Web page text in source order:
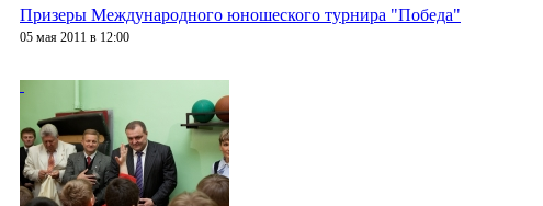
Призеры Международного юношеского турнира "Победа"
05 мая 2011 в 12:00